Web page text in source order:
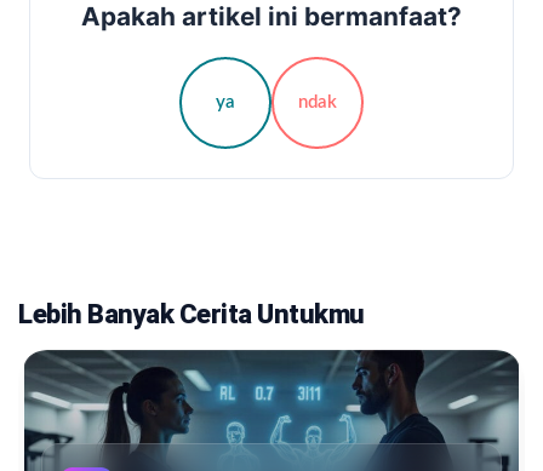
Apakah artikel ini bermanfaat?
ya ndak
Lebih Banyak Cerita Untukmu